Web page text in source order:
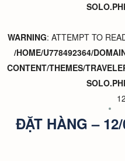
WARNING: ATTEMPT TO
/HOME/U778492364/
CONTENT/THEMES/
ĐẶT HÀNG –